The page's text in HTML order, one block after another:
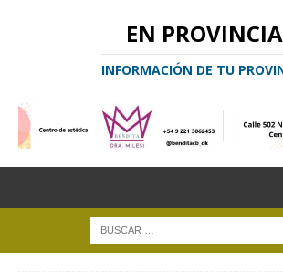
EN PROVINCIA
INFORMACIÓN DE TU